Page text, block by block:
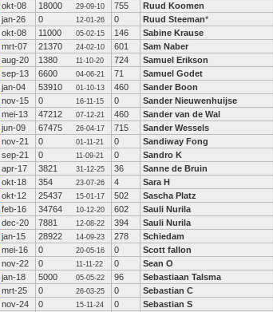
okt-08 18000 29-09-10 755 Ruud Koomen
jan-26 0 12-01-26 0 Ruud Steeman*
okt-08 11000 05-02-15 146 Sabine Krause
mrt-07 21370 24-02-10 601 Sam Naber
aug-20 1380 11-10-20 724 Samuel Erikson
sep-13 6600 04-06-21 71 Samuel Godet
jan-04 53910 01-10-13 460 Sander Boon
nov-15 0 16-11-15 0 Sander Nieuwenhuijse
mei-13 47212 07-12-21 460 Sander van de Wal
jun-09 67475 26-04-17 715 Sander Wessels
nov-21 0 01-11-21 0 Sandiway Fong
sep-21 0 11-09-21 0 Sandro K
apr-17 3821 31-12-25 36 Sanne de Bruin
okt-18 354 23-07-26 4 Sara H
okt-12 25437 15-01-17 502 Sascha Platz
feb-16 34764 10-12-20 602 Sauli Nurila
dec-20 7881 12-08-22 394 Sauli Nurila
jan-15 28922 14-09-23 278 Schiedam
mei-16 0 20-05-16 0 Scott fallon
nov-22 0 11-11-22 0 Sean O
jan-18 5000 05-05-22 96 Sebastiaan Talsma
mrt-25 0 26-03-25 0 Sebastian C
nov-24 0 15-11-24 0 Sebastian S